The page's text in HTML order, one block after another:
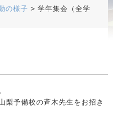
の様子 > 学年集会（全学
梨予備校の斉木先生をお招き